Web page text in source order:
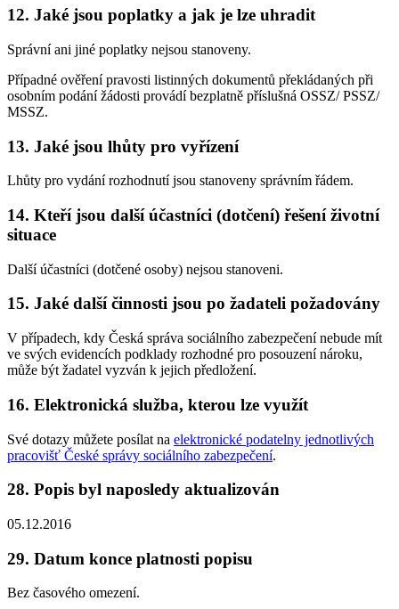
12. Jaké jsou poplatky a jak je lze uhradit
Správní ani jiné poplatky nejsou stanoveny.
Případné ověření pravosti listinných dokumentů překládaných při
osobním podání žádosti provádí bezplatně příslušná OSSZ/ PSSZ/
MSSZ.
13. Jaké jsou lhůty pro vyřízení
Lhůty pro vydání rozhodnutí jsou stanoveny správním řádem.
14. Kteří jsou další účastníci (dotčení) řešení životní
situace
Další účastníci (dotčené osoby) nejsou stanoveni.
15. Jaké další činnosti jsou po žadateli požadovány
V případech, kdy Česká správa sociálního zabezpečení nebude mít
ve svých evidencích podklady rozhodné pro posouzení nároku,
může být žadatel vyzván k jejich předložení.
16. Elektronická služba, kterou lze využít
Své dotazy můžete posílat na elektronické podatelny jednotlivých
pracovišť České správy sociálního zabezpečení.
28. Popis byl naposledy aktualizován
05.12.2016
29. Datum konce platnosti popisu
Bez časového omezení.